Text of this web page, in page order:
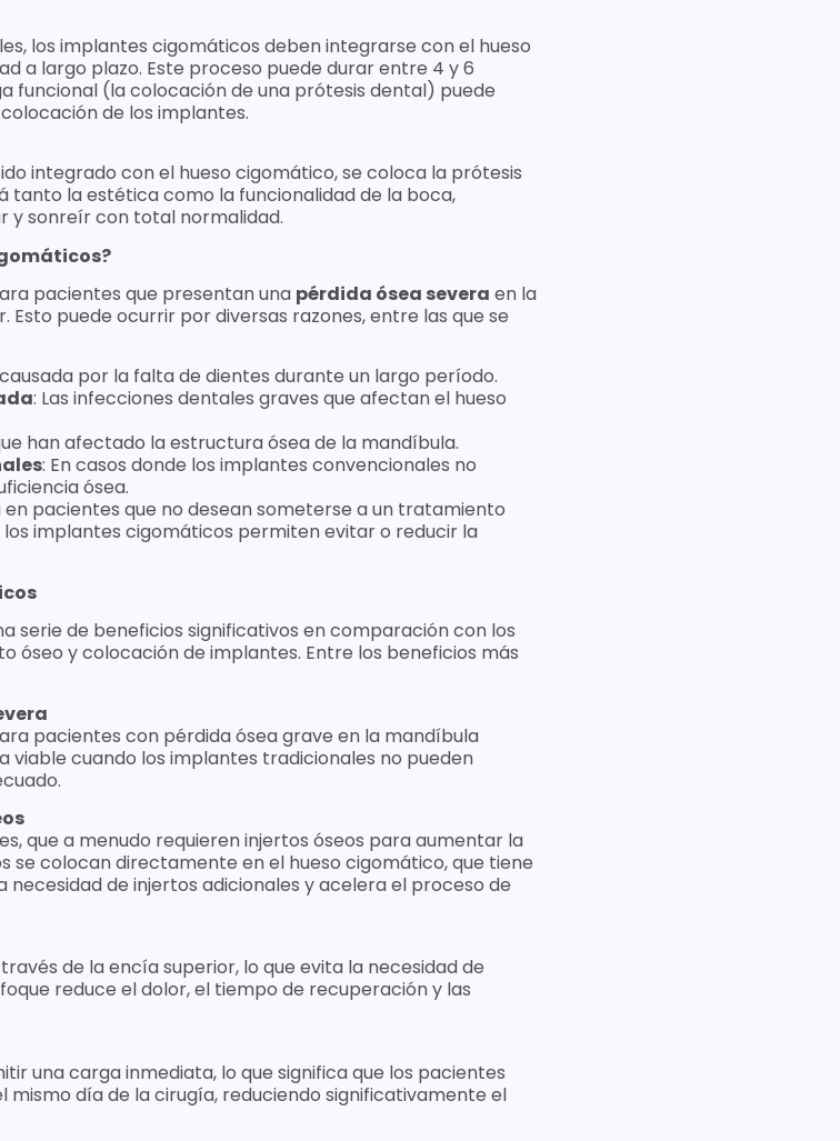
los implantes cigomáticos deben integrarse con el hueso
a largo plazo. Este proceso puede durar entre 4 y 6
funcional (la colocación de una prótesis dental) puede
de los implantes.
integrado con el hueso cigomático, se coloca la prótesis
tanto la estética como la funcionalidad de la boca,
y sonreír con total normalidad.
pacientes que presentan una pérdida ósea severa en la
puede ocurrir por diversas razones, entre las que se
por la falta de dientes durante un largo período.
: Las infecciones dentales graves que afectan el hueso
han afectado la estructura ósea de la mandíbula.
: En casos donde los implantes convencionales no
ósea.
pacientes que no desean someterse a un tratamiento
los implantes cigomáticos permiten evitar o reducir la
serie de beneficios significativos en comparación con los
óseo y colocación de implantes. Entre los beneficios más
pacientes con pérdida ósea grave en la mandíbula
cuando los implantes tradicionales no pueden
que a menudo requieren injertos óseos para aumentar la
se colocan directamente en el hueso cigomático, que tiene
necesidad de injertos adicionales y acelera el proceso de
de la encía superior, lo que evita la necesidad de
reduce el dolor, el tiempo de recuperación y las
una carga inmediata, lo que significa que los pacientes
mismo día de la cirugía, reduciendo significativamente el